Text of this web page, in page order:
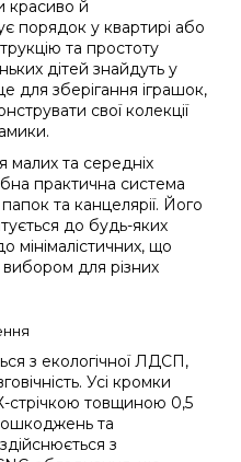
красиво й
порядок у квартирі або
та простоту
дітей знайдуть у
для зберігання іграшок,
свої колекції
малих та середніх
практична система
та канцелярії. Його
до будь-яких
мінімалістичних, що
для різних
з екологічної ЛДСП,
Усі кромки
стрічкою товщиною 0,5
та
з